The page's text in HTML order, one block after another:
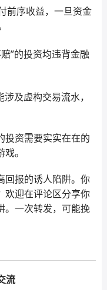
前序收益，一旦资金
”的投资均违背金融
及虚构交易流水，
投资需要实实在在的
。
回报的诱人陷阱。你
欢迎在评论区分享你
。一次转发，可能挽
流